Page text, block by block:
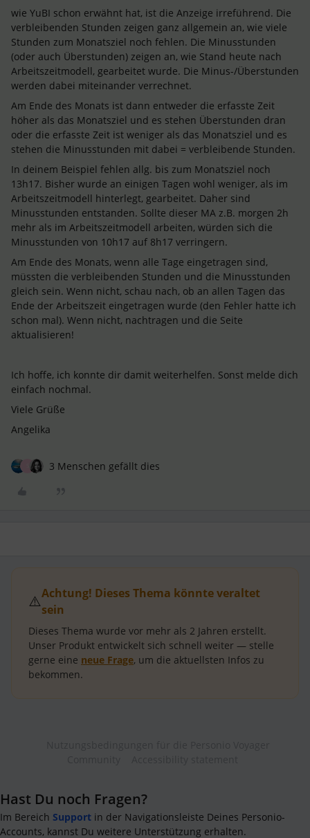
wie YuBI schon erwähnt hat, ist die Anzeige irreführend. Die
verbleibenden Stunden zeigen ganz allgemein an, wie viele
Stunden zum Monatsziel noch fehlen. Die Minusstunden
(oder auch Überstunden) zeigen an, wie Stand heute nach
Arbeitszeitmodell, gearbeitet wurde. Die Minus-/Überstunden
werden dabei miteinander verrechnet.
Am Ende des Monats ist dann entweder die erfasste Zeit
höher als das Monatsziel und es stehen Überstunden dran
oder die erfasste Zeit ist weniger als das Monatsziel und es
stehen die Minusstunden mit dabei = verbleibende Stunden.
In deinem Beispiel fehlen allg. bis zum Monatsziel noch
13h17. Bisher wurde an einigen Tagen wohl weniger, als im
Arbeitszeitmodell hinterlegt, gearbeitet. Daher sind
Minusstunden entstanden. Sollte dieser MA z.B. morgen 2h
mehr als im Arbeitszeitmodell arbeiten, würden sich die
Minusstunden von 10h17 auf 8h17 verringern.
Am Ende des Monats, wenn alle Tage eingetragen sind,
müssten die verbleibenden Stunden und die Minusstunden
gleich sein. Wenn nicht, schau nach, ob an allen Tagen das
Ende der Arbeitszeit eingetragen wurde (den Fehler hatte ich
schon mal). Wenn nicht, nachtragen und die Seite
aktualisieren!
Ich hoffe, ich konnte dir damit weiterhelfen. Sonst melde dich
einfach nochmal.
Viele Grüße
Angelika
3 Menschen gefällt dies
⚠️Achtung! Dieses Thema könnte veraltet
sein
Dieses Thema wurde vor mehr als 2 Jahren erstellt.
Unser Produkt entwickelt sich schnell weiter — stelle
gerne eine neue Frage, um die aktuellsten Infos zu
bekommen.
Hast Du noch Fragen?
Im Bereich Support in der Navigationsleiste Deines Personio-
Accounts, kannst Du weitere Unterstützung erhalten.